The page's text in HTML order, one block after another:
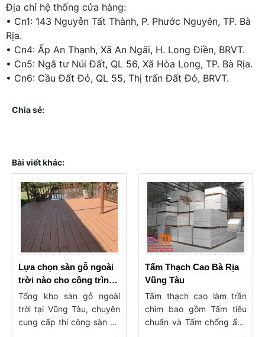
Địa chỉ hệ thống cửa hàng:
• Cn1: 143 Nguyễn Tất Thành, P. Phước Nguyên, TP. Bà
Rịa.
• Cn4: Ấp An Thạnh, Xã An Ngãi, H. Long Điền, BRVT.
• Cn5: Ngã tư Núi Đất, QL 56, Xã Hòa Long, TP. Bà Rịa.
• Cn6: Cầu Đất Đỏ, QL 55, Thị trấn Đất Đỏ, BRVT.
Chia sẻ:
Bài viết khác:
Lựa chọn sàn gỗ ngoài
trời nào cho công trình
giá rẻ bền theo thời gian
???
Tổng kho sàn gỗ ngoài
trời tại Vũng Tàu, chuyên
cung cấp thi công sàn gỗ
Tấm Thạch Cao Bà Rịa
Vũng Tàu
Tấm thạch cao làm trần
chìm bao gồm Tấm tiêu
chuẩn và Tấm chống ẩm.